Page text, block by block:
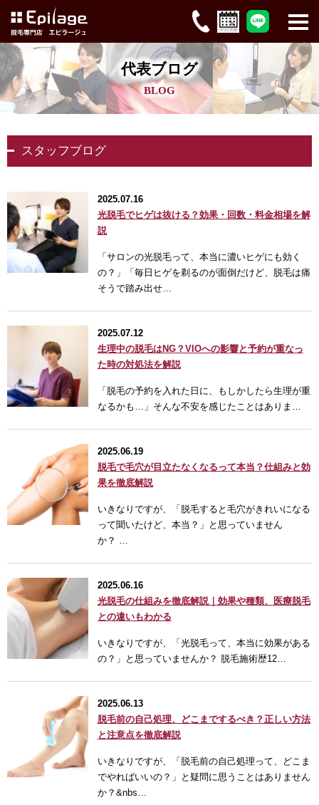
代表ブログ
BLOG
スタッフブログ
2025.07.16
光脱毛でヒゲは抜ける？効果・回数・料金相場を解
説
「サロンの光脱毛って、本当に濃いヒゲにも効く
の？」「毎日ヒゲを剃るのが面倒だけど、脱毛は痛
そうで踏み出せ…
2025.07.12
生理中の脱毛はNG？VIOへの影響と予約が重なっ
た時の対処法を解説
「脱毛の予約を入れた日に、もしかしたら生理が重
なるかも…」そんな不安を感じたことはありま…
2025.06.19
脱毛で毛穴が目立たなくなるって本当？仕組みと効
果を徹底解説
いきなりですが、「脱毛すると毛穴がきれいになる
って聞いたけど、本当？」と思っていません
か？ …
2025.06.16
光脱毛の仕組みを徹底解説｜効果や種類、医療脱毛
との違いもわかる
いきなりですが、「光脱毛って、本当に効果がある
の？」と思っていませんか？ 脱毛施術歴12…
2025.06.13
脱毛前の自己処理、どこまでするべき？正しい方法
と注意点を徹底解説
いきなりですが、「脱毛前の自己処理って、どこま
でやればいいの？」と疑問に思うことはありません
か？&nbs…